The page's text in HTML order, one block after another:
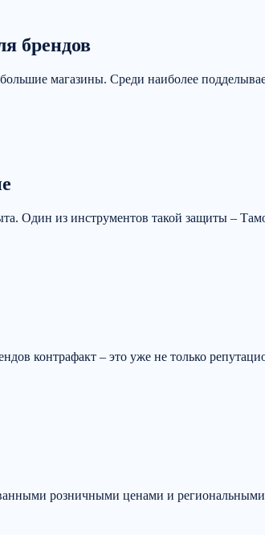
брендов
магазины. Среди наиболее
Один из инструментов такой защиты –
контрафакт – это уже не только
розничными ценами и